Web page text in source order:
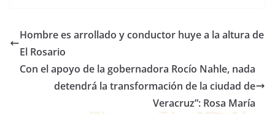
Hombre es arrollado y conductor huye a la altura de
El Rosario
Con el apoyo de la gobernadora Rocío Nahle, nada
detendrá la transformación de la ciudad de
Veracruz”: Rosa María